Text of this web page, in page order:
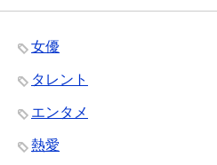
女優
タレント
エンタメ
熱愛